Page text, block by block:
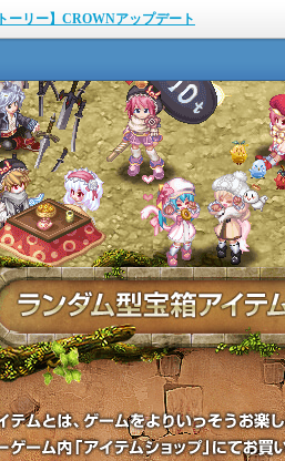
ーリー】CROWNアップデート